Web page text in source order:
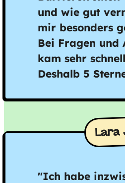
und wie gut
mir besonders
Bei Fragen und
kam sehr
Deshalb 5
Lara
"Ich habe